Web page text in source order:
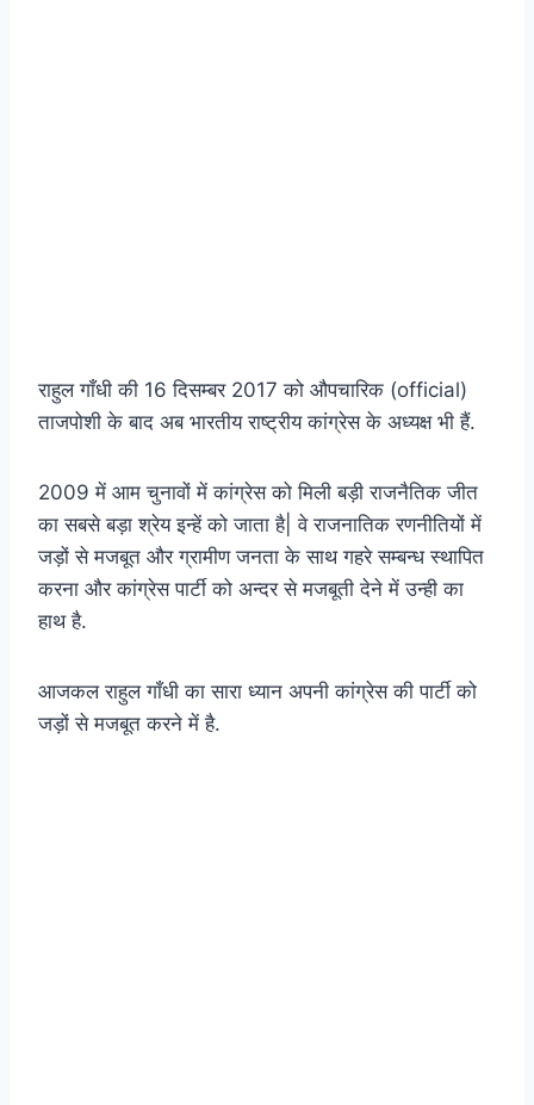
राहुल गाँधी की 16 दिसम्बर 2017 को औपचारिक (official)
ताजपोशी के बाद अब भारतीय राष्ट्रीय कांग्रेस के अध्यक्ष भी हैं.
2009 में आम चुनावों में कांग्रेस को मिली बड़ी राजनैतिक जीत
का सबसे बड़ा श्रेय इन्हें को जाता है| वे राजनातिक रणनीतियों में
जड़ों से मजबूत और ग्रामीण जनता के साथ गहरे सम्बन्ध स्थापित
करना और कांग्रेस पार्टी को अन्दर से मजबूती देने में उन्ही का
हाथ है.
आजकल राहुल गाँधी का सारा ध्यान अपनी कांग्रेस की पार्टी को
जड़ों से मजबूत करने में है.